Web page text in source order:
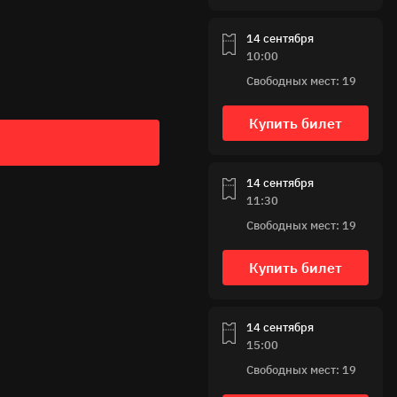
14 сентября
10:00
Свободных мест: 19
Купить билет
14 сентября
11:30
Свободных мест: 19
Купить билет
14 сентября
15:00
Свободных мест: 19